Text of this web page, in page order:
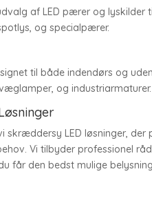
af LED pærer og lyskilder
og specialpærer.
til både indendørs og
og industriarmaturer.
skræddersy LED løsninger, der
Vi tilbyder professionel
får den bedst mulige